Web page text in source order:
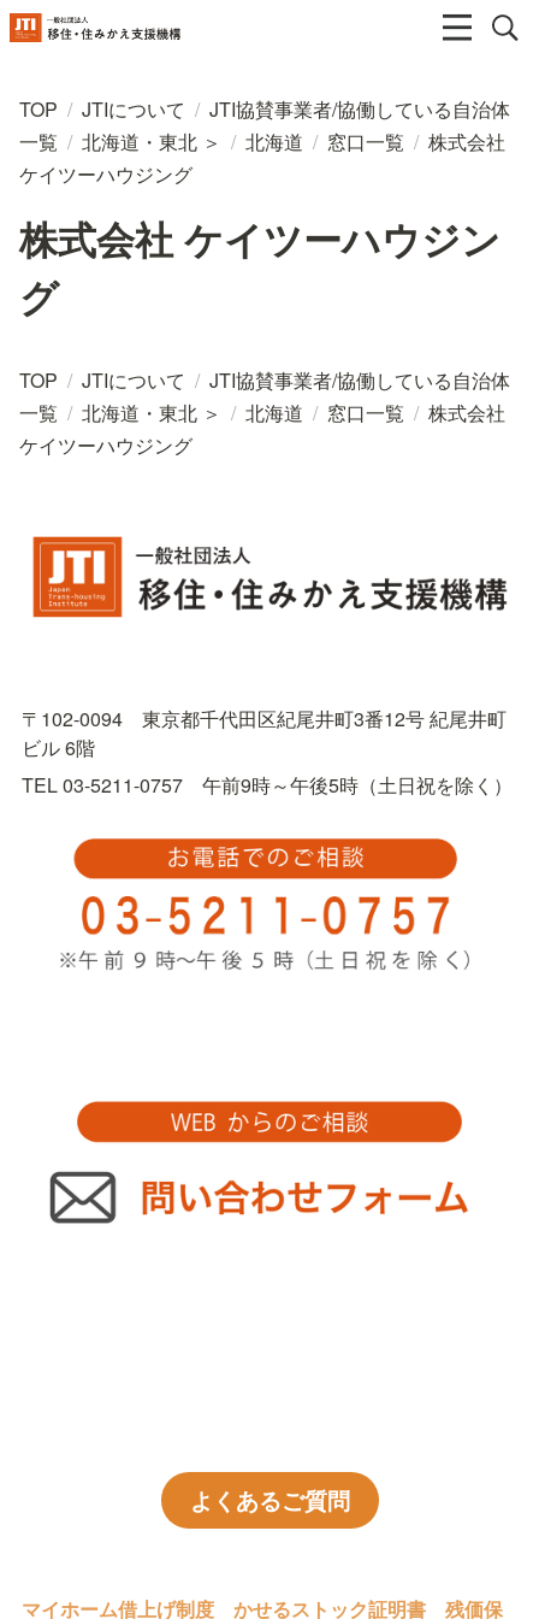
TOP / JTIについて / JTI協賛事業者/協働している自治体
一覧 / 北海道・東北 ＞ / 北海道 / 窓口一覧 / 株式会社
ケイツーハウジング
株式会社 ケイツーハウジン
グ
TOP / JTIについて / JTI協賛事業者/協働している自治体
一覧 / 北海道・東北 ＞ / 北海道 / 窓口一覧 / 株式会社
ケイツーハウジング
〒102-0094　東京都千代田区紀尾井町3番12号 紀尾井町
ビル 6階
TEL 03-5211-0757　午前9時～午後5時（土日祝を除く）
よくあるご質問
マイホーム借上げ制度 かせるストック証明書 残価保